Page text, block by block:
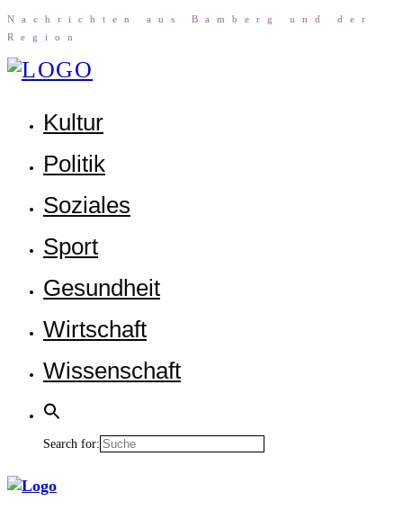
Nach­rich­ten aus Bam­berg und der
Region
Kul­tur
Poli­tik
Sozia­les
Sport
Gesund­heit
Wirt­schaft
Wis­sen­schaft
Search for: